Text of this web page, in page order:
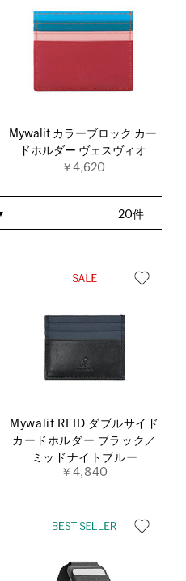
Mywalit カラーブロック カー
ドホルダー ヴェスヴィオ
￥4,620
20件
Mywalit RFID ダブルサイド
カードホルダー ブラック／
ミッドナイトブルー
￥4,840